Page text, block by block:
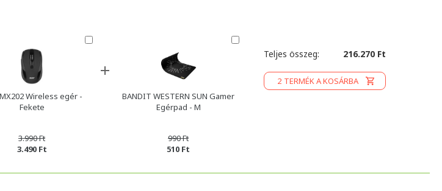
Wireless egér -
Fekete
3.990 Ft
3.490 Ft
BANDIT WESTERN SUN Gamer
Egérpad - M
990 Ft
510 Ft
Teljes összeg: 216.270 Ft
2 TERMÉK A KOSÁRBA